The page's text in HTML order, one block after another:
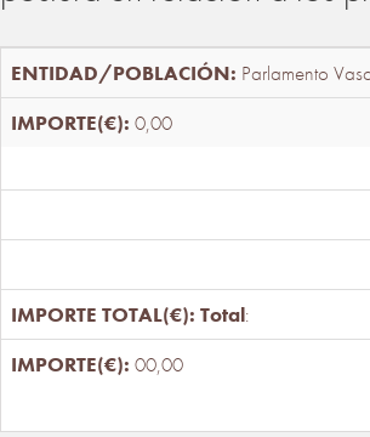
Parlamento
0,00
Total:
00,00